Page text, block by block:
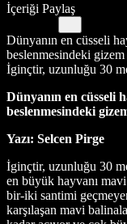
İçeriği Paylaş
Dünyanın en cüsseli
beslenmesindeki gizem
İginçtir, uzunluğu 30
Dünyanın en cüsseli
beslenmesindeki
Yazı: Selcen Pirge
İginçtir, uzunluğu 30
en büyük hayvanı
bir-iki santimi
karşılaşan mavi